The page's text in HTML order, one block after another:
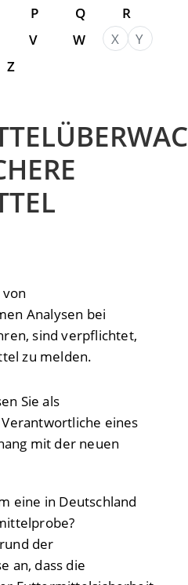
P Q
R
V W X
Y
Z
Analysen bei
sind verpflichtet,
zu melden.
Sie als
eines
mit der neuen
eine in Deutschland
der
an, dass die